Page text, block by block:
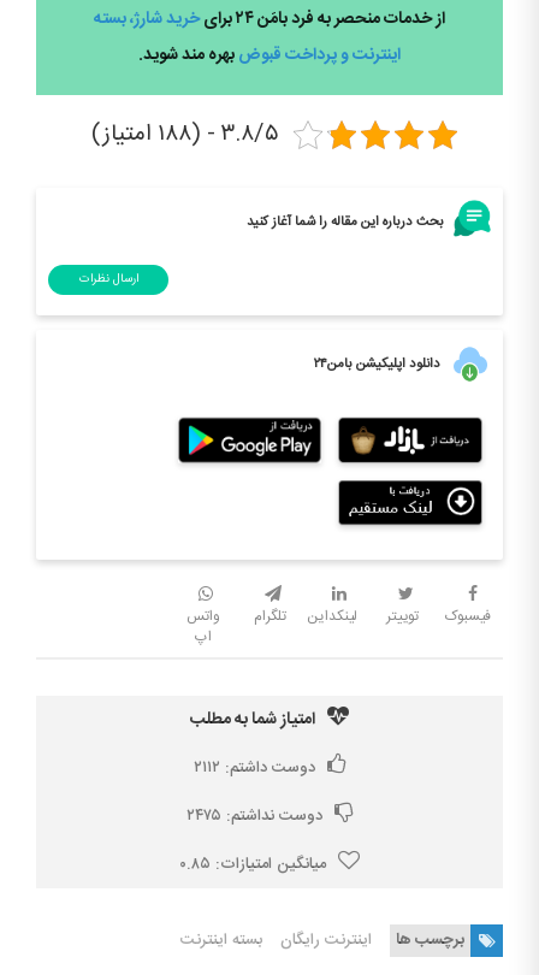
از خدمات منحصر به فرد بامَن ۲۴ برای
خرید شارژ، بسته
اینترنت و پرداخت قبوضبهره ­مند شوید.
۳.۸/۵ - (۱۸۸ امتیاز)
بحث درباره این مقاله را شما آغاز کنید
ارسال نظرات
دانلود اپلیکیشن بامن۲۴
فیسبوک توییتر لینکداین تلگرام
واتس
اپ
امتیاز شما به مطلب
دوست داشتم: ۲۱۱۲
دوست نداشتم: ۲۴۷۵
میانگین امتیازات: ۰.۸۵
برچسب ها اینترنت رایگان بسته اینترنت